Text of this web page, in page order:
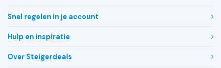
Snel regelen in je account
Hulp en inspiratie
Over Steigerdeals